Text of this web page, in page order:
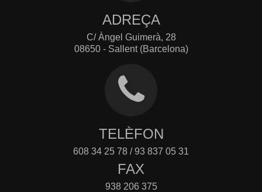
ADREÇA
C/ Àngel Guimerà, 28
08650 - Sallent (Barcelona)
TELÈFON
608 34 25 78 / 93 837 05 31
FAX
938 206 375